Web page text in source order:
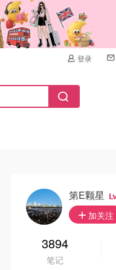
登录
第E颗星
加关注
3894
笔记